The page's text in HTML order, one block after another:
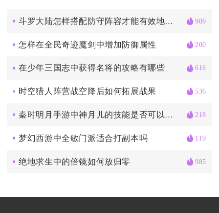
斗罗大陆怎样搭配防守阵容才能有效地抵挡蓝银皇的攻击 909
怎样在全民奇迹魔剑中增加防御属性 200
在少年三国志中获得名将的攻略有哪些 616
时空猎人阵营战空降后如何拓展战果 536
秦时明月手游中神月儿的技能是否可以升级 218
梦幻西游中全敏门派适合打副本吗 119
绝地求生中的倍镜如何放归零 985